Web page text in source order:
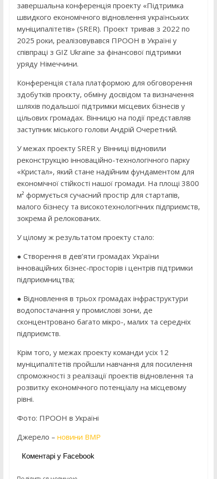
завершальна конференція проекту «Підтримка
швидкого економічного відновлення українських
муніципалітетів» (SRER). Проєкт тривав з 2022 по
2025 роки, реалізовувався ПРООН в Україні у
співпраці з GIZ Ukraine за фінансової підтримки
уряду Німеччини.
Конференція стала платформою для обговорення
здобутків проєкту, обміну досвідом та визначення
шляхів подальшої підтримки місцевих бізнесів у
цільових громадах. Вінницю на події представляв
заступник міського голови Андрій Очеретний.
У межах проекту SRER у Вінниці відновили
реконструкцію інноваційно-технологічного парку
«Кристал», який стане надійним фундаментом для
економічної стійкості нашої громади. На площі 3800
м² формується сучасний простір для стартапів,
малого бізнесу та високотехнологічних підприємств,
зокрема й релокованих.
У цілому ж результатом проекту стало:
● Створення в дев’яти громадах України
інноваційних бізнес-просторів і центрів підтримки
підприємництва;
● Відновлення в трьох громадах інфраструктури
водопостачання у промислові зони, де
сконцентровано багато мікро-, малих та середніх
підприємств.
Крім того, у межах проекту команди усіх 12
муніципалітетів пройшли навчання для посилення
спроможності з реалізації проектів відновлення та
розвитку економічного потенціалу на місцевому
рівні.
Фото: ПРООН в Україні
Джерело – новини ВМР
Коментарі у Facebook